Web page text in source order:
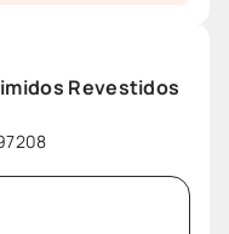
Revestidos